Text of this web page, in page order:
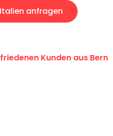
anfragen
Kunden aus Bern